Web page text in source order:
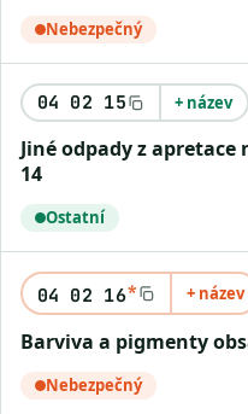
Nebezpečný
04 02 15 + název
Jiné odpady z apretace neuvedené pod číslem 04 02
14
Ostatní
04 02 16* + název
Barviva a pigmenty
Nebezpečný